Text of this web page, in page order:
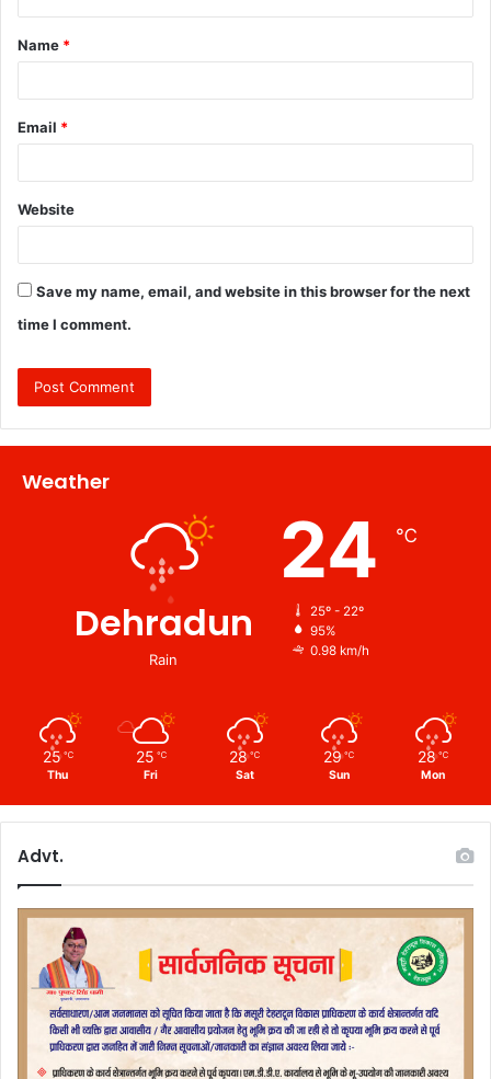
t
*
Name *
Email *
Website
Save my name, email, and website in this browser for the next
time I comment.
Weather
Dehradun
Rain
24 ℃
25º - 22º
95%
0.98 km/h
25 ℃
Thu
25 ℃
Fri
28 ℃
Sat
29 ℃
Sun
28 ℃
Mon
Advt.